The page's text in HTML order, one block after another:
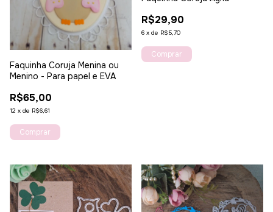
Faquinha Coruja Menina ou
Menino - Para papel e EVA
R$65,00
12 x de R$6,61
R$29,90
6 x de R$5,70